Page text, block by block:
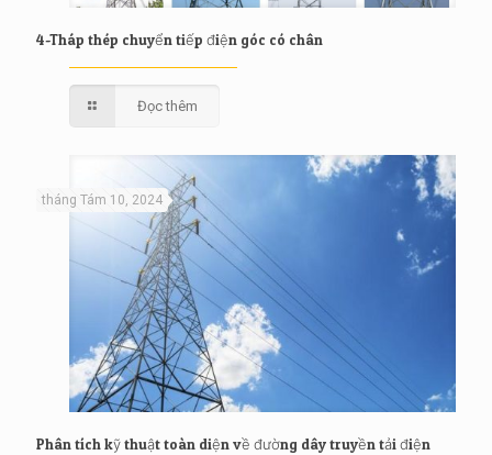
4-Tháp thép chuyển tiếp điện góc có chân
Đọc thêm
tháng Tám 10, 2024
Phân tích kỹ thuật toàn diện về đường dây truyền tải điện